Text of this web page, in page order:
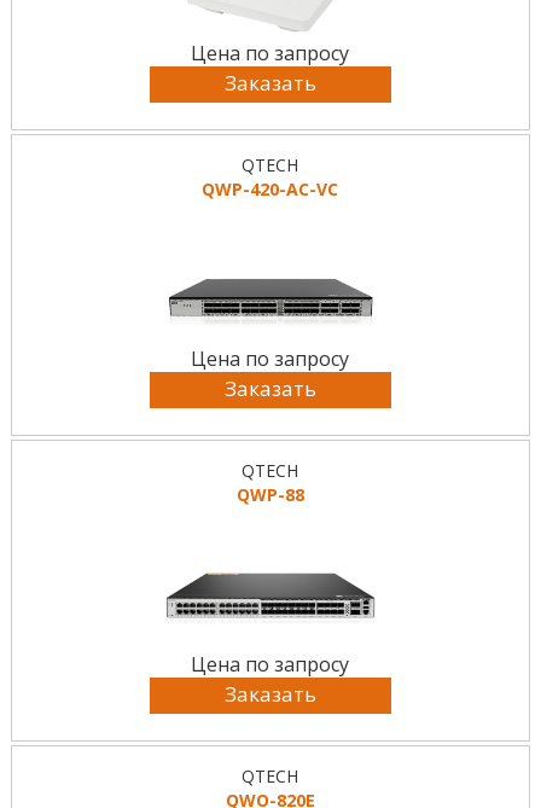
Цена по запросу
Заказать
QTECH
QWP-420-AC-VC
Цена по запросу
Заказать
QTECH
QWP-88
Цена по запросу
Заказать
QTECH
QWO-820E